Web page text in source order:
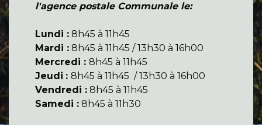
l'agence postale Communale le:
Lundi : 8h45 à 11h45
Mardi : 8h45 à 11h45 / 13h30 à 16h00
Mercredi : 8h45 à 11h45
Jeudi : 8h45 à 11h45 / 13h30 à 16h00
Vendredi : 8h45 à 11h45
Samedi : 8h45 à 11h30